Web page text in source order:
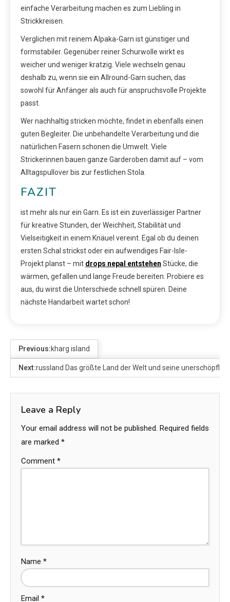
einfache Verarbeitung machen es zum Liebling in
Strickkreisen.
Verglichen mit reinem Alpaka-Garn ist günstiger und
formstabiler. Gegenüber reiner Schurwolle wirkt es
weicher und weniger kratzig. Viele wechseln genau
deshalb zu, wenn sie ein Allround-Garn suchen, das
sowohl für Anfänger als auch für anspruchsvolle Projekte
passt.
Wer nachhaltig stricken möchte, findet in ebenfalls einen
guten Begleiter. Die unbehandelte Verarbeitung und die
natürlichen Fasern schonen die Umwelt. Viele
Strickerinnen bauen ganze Garderoben damit auf – vom
Alltagspullover bis zur festlichen Stola.
FAZIT
ist mehr als nur ein Garn. Es ist ein zuverlässiger Partner
für kreative Stunden, der Weichheit, Stabilität und
Vielseitigkeit in einem Knäuel vereint. Egal ob du deinen
ersten Schal strickst oder ein aufwendiges Fair-Isle-
Projekt planst – mit drops nepal entstehen Stücke, die
wärmen, gefallen und lange Freude bereiten. Probiere es
aus, du wirst die Unterschiede schnell spüren. Deine
nächste Handarbeit wartet schon!
Previous:kharg island
Next:russland Das größte Land der Welt und seine
Leave a Reply
Your email address will not be published. Required fields
are marked *
Comment *
Name *
Email *